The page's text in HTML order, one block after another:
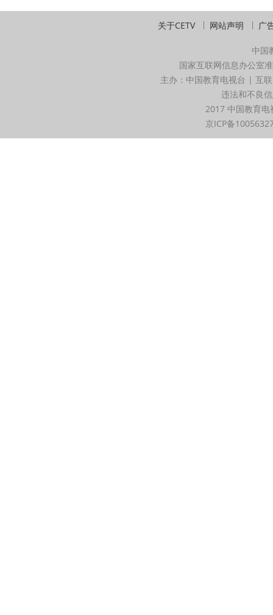
关于CETV 网站声明 广
中国
国家互联网信息办公室
主办：中国教育电视台 | 互
违法和不良
2017 中国教育
京ICP备